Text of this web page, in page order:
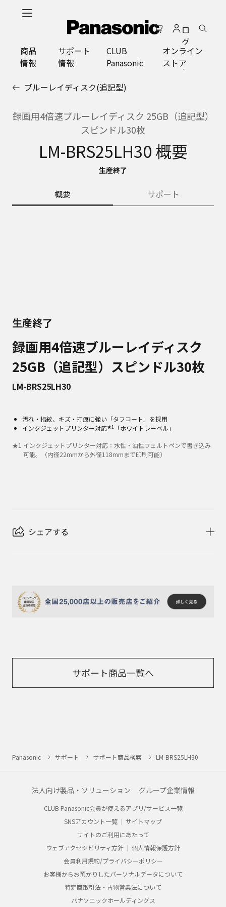
ロ
グ
イ
ン
商品
情報
サポート
情報
CLUB
Panasonic
オンライン
ストア
ブルーレイディスク(追記型)
録画用4倍速ブルーレイディスク 25GB（追記型）
スピンドル30枚
LM-BRS25LH30 概要
生産終了
概要 サポート
生産終了
録画用4倍速ブルーレイディスク
25GB（追記型）スピンドル30枚
LM-BRS25LH30
汚れ・指紋、キズ・打痕に強い「タフコート」を採用
インクジェットプリンター対応★1
「ホワイトレーベル」
★1 インクジェットプリンター対応：水性・油性フェルトペンで書き込み
可能。（内径22mmから外径118mmまで印刷可能）
シェアする
サポート商品一覧へ
Panasonic サポート サポート商品検索 LM-BRS25LH30
法人向け製品・ソリューション グループ企業情報
CLUB Panasonic会員が使えるアプリ/サービス一覧
SNSアカウント一覧
サイトマップ
サイトのご利用にあたって
ウェブアクセシビリティ方針
個人情報保護方針
会員利用規約/プライバシーポリシー
お客様からお預かりしたパーソナルデータについて
特定商取引法・古物営業法について
パナソニックホールディングス